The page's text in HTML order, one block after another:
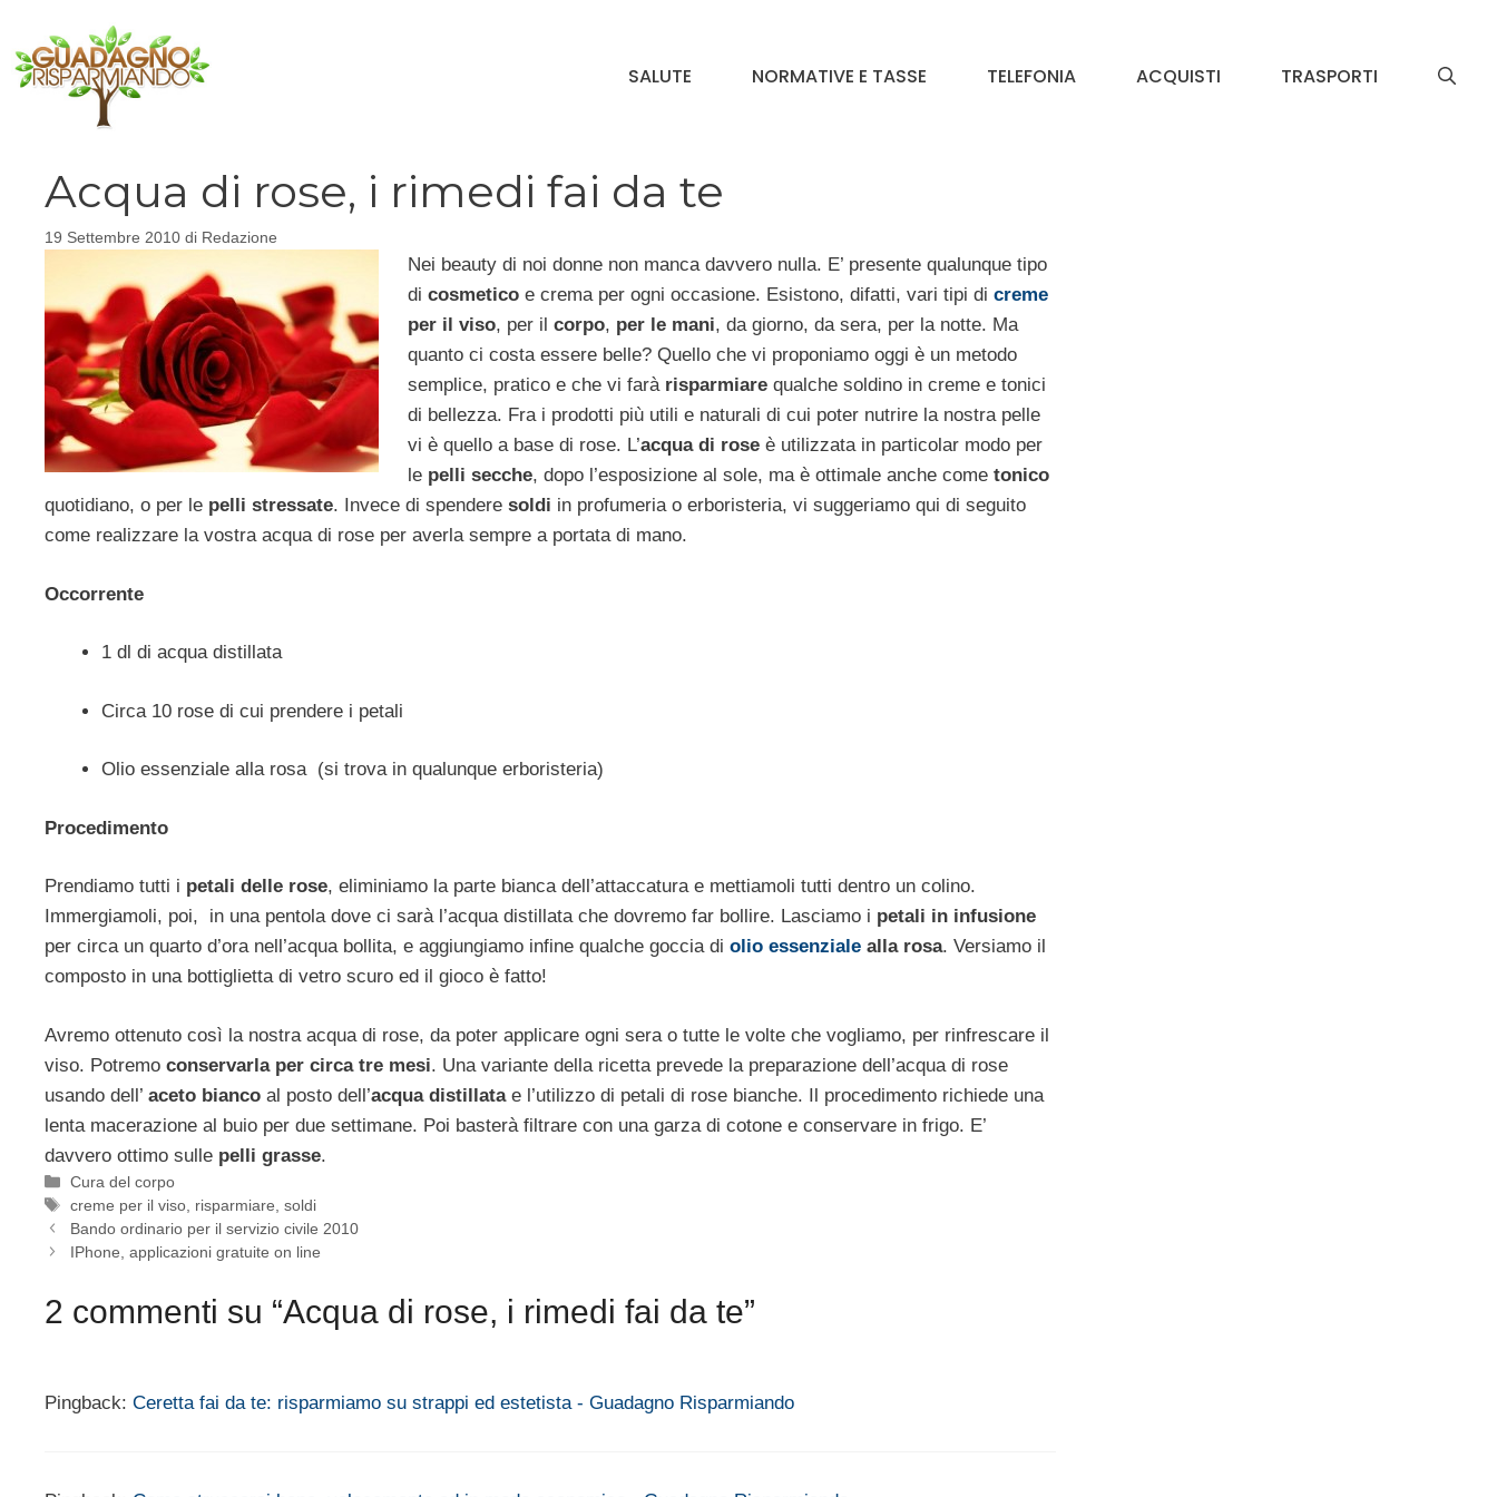
contenuto
SALUTE NORMATIVE E TASSE TELEFONIA ACQUISTI TRASPORTI
Acqua di rose, i rimedi fai da te
19 Settembre 2010 di Redazione
Nei beauty di noi donne non manca davvero nulla. E’ presente qualunque tipo
di cosmeticoe crema per ogni occasione. Esistono, difatti, vari tipi di creme
per il viso, per il corpo, per le mani, da giorno, da sera, per la notte. Ma
quanto ci costa essere belle? Quello che vi proponiamo oggi è un metodo
semplice, pratico e che vi farà risparmiarequalche soldino in creme e tonici
di bellezza. Fra i prodotti più utili e naturali di cui poter nutrire la nostra pelle
vi è quello a base di rose. L’acqua di roseè utilizzata in particolar modo per
le pelli secche, dopo l’esposizione al sole, ma è ottimale anche come tonico
quotidiano, o per le pelli stressate. Invece di spendere soldi in profumeria o erboristeria, vi suggeriamo qui di seguito
come realizzare la vostra acqua di rose per averla sempre a portata di mano.
Occorrente
1 dl di acqua distillata
Circa 10 rose di cui prendere i petali
Olio essenziale alla rosa (si trova in qualunque erboristeria)
Procedimento
Prendiamo tutti i petali delle rose, eliminiamo la parte bianca dell’attaccatura e mettiamoli tutti dentro un colino.
Immergiamoli, poi, in una pentola dove ci sarà l’acqua distillata che dovremo far bollire. Lasciamo i petali in infusione
per circa un quarto d’ora nell’acqua bollita, e aggiungiamo infine qualche goccia di olio essenziale alla rosa. Versiamo il
composto in una bottiglietta di vetro scuro ed il gioco è fatto!
Avremo ottenuto così la nostra acqua di rose, da poter applicare ogni sera o tutte le volte che vogliamo, per rinfrescare il
viso. Potremo conservarla per circa tre mesi. Una variante della ricetta prevede la preparazione dell’acqua di rose
usando dell’ aceto bianco al posto dell’acqua distillatae l’utilizzo di petali di rose bianche. Il procedimento richiede una
lenta macerazione al buio per due settimane. Poi basterà filtrare con una garza di cotone e conservare in frigo. E’
davvero ottimo sulle pelli grasse.
Categorie
Cura del corpo
Tag
creme per il viso risparmiare ,soldi
Bando ordinario per il servizio civile 2010
IPhone, applicazioni gratuite on line
2 commenti su “Acqua di rose, i rimedi fai da te”
Pingback: Ceretta fai da te: risparmiamo su strappi ed estetista - Guadagno Risparmiando